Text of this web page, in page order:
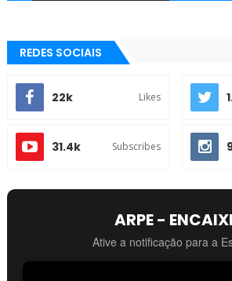
REDES SOCIAIS
22k Likes
31.4k Subscribes
ARPE -
Ative a notificação para a